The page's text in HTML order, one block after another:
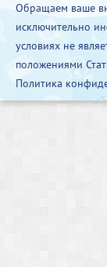
Обращаем ваше
исключительно
условиях не
положениями
Политика